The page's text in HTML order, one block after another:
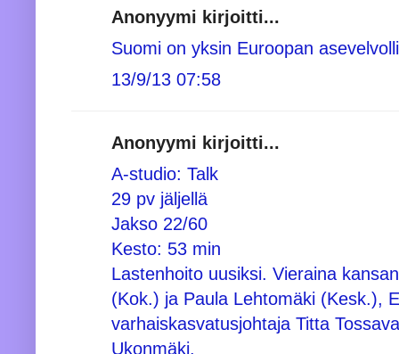
Anonyymi kirjoitti...
Suomi on yksin Euroopan
13/9/13 07:58
Anonyymi kirjoitti...
A-studio: Talk
29 pv jäljellä
Jakso 22/60
Kesto: 53 min
Lastenhoito uusiksi. Vieraina
(Kok.) ja Paula Lehtomäki (Kesk.),
varhaiskasvatusjohtaja Titta
Ukonmäki.